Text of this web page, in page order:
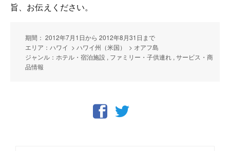
旨、お伝えください。
期間： 2012年7月1日から 2012年8月31日まで
エリア：ハワイ > ハワイ州（米国） > オアフ島
ジャンル：ホテル・宿泊施設 , ファミリー・子供連れ , サービス・商
品情報